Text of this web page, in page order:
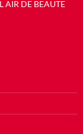
AIR DE BEAUTE